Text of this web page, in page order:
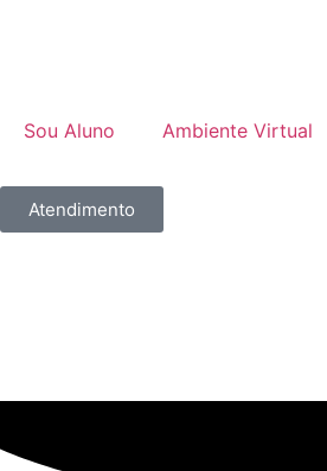
Sou Aluno Ambiente Virtual
Atendimento